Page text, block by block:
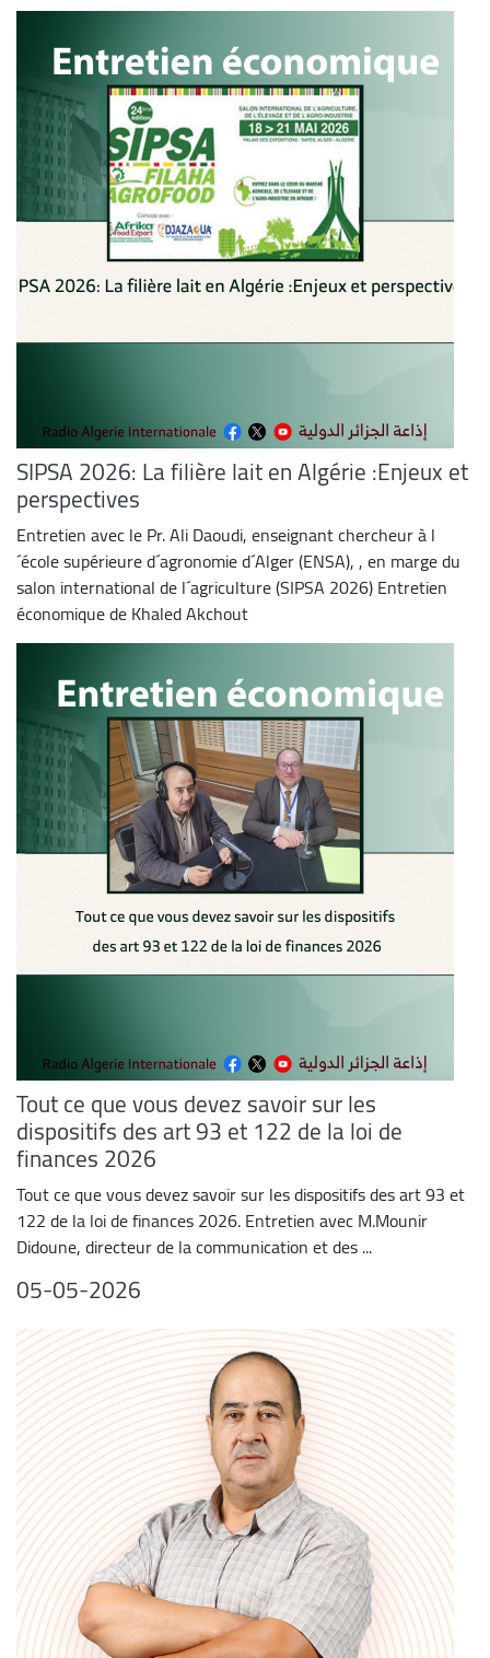
SIPSA 2026: La filière lait en Algérie :Enjeux et
perspectives
Entretien avec le Pr. Ali Daoudi, enseignant chercheur à l
´école supérieure d´agronomie d´Alger (ENSA), , en marge du
salon international de l´agriculture (SIPSA 2026) Entretien
économique de Khaled Akchout
Tout ce que vous devez savoir sur les
dispositifs des art 93 et 122 de la loi de
finances 2026
Tout ce que vous devez savoir sur les dispositifs des art 93 et
122 de la loi de finances 2026. Entretien avec M.Mounir
Didoune, directeur de la communication et des ...
05-05-2026